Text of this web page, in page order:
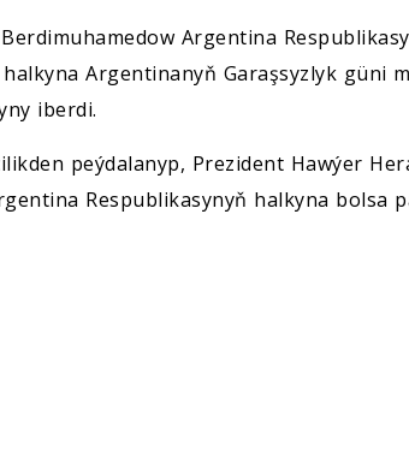
Argentina
Argentinanyň Garaşsyzlyk güni
iberdi.
peýdalanyp, Prezident Hawýer
Respublikasynyň halkyna bolsa